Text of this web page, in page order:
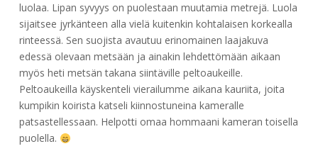
luolaa. Lipan syvyys on puolestaan muutamia metrejä. Luola
sijaitsee jyrkänteen alla vielä kuitenkin kohtalaisen korkealla
rinteessä. Sen suojista avautuu erinomainen laajakuva
edessä olevaan metsään ja ainakin lehdettömään aikaan
myös heti metsän takana siintäville peltoaukeille.
Peltoaukeilla käyskenteli vierailumme aikana kauriita, joita
kumpikin koirista katseli kiinnostuneina kameralle
patsastellessaan. Helpotti omaa hommaani kameran toisella
puolella.